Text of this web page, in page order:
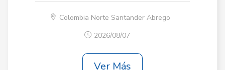
Colombia Norte Santander Abrego
2026/08/07
Ver Más